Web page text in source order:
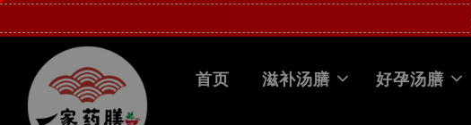
首页 滋补汤膳 好孕汤膳